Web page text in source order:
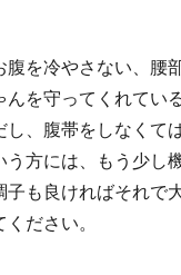
腹を冷やさない、腰
んを守ってくれてい
し、腹帯をしなくて
う方には、もう少し
子も良ければそれで
ください。